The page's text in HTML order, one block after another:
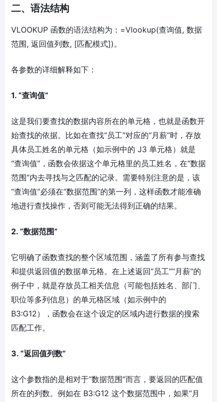
二、语法结构
VLOOKUP 函数的语法结构为：=Vlookup(查询值, 数据
范围, 返回值列数, [匹配模式])。
各参数的详细解释如下：
1. “查询值”
这是我们要查找的数据内容所在的单元格，也就是函数开
始查找的依据。比如在查找“员工”对应的“月薪”时，存放
具体员工姓名的单元格（如示例中的 J3 单元格）就是
“查询值”，函数会依据这个单元格里的员工姓名，在“数据
范围”内去寻找与之匹配的记录。需要特别注意的是，该
“查询值”必须在“数据范围”的第一列，这样函数才能准确
地进行查找操作，否则可能无法得到正确的结果。
2. “数据范围”
它明确了函数查找的整个区域范围，涵盖了所有参与查找
和提供返回值的数据单元格。在上述返回“员工”“月薪”的
例子中，就是存放员工相关信息（可能包括姓名、部门、
职位等多列信息）的单元格区域（如示例中的
B3:G12），函数会在这个设定的区域内进行数据的搜索
匹配工作。
3. “返回值列数”
这个参数指的是相对于“数据范围”而言，要返回的匹配值
所在的列数。例如在 B3:G12 这个数据范围中，如果“月